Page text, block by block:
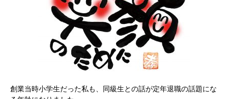
創業当時小学生だった私も、同級生との話が定年退職の話題にな